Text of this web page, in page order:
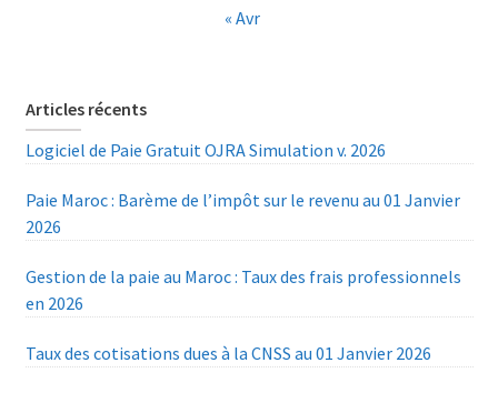
« Avr
Articles récents
Logiciel de Paie Gratuit OJRA Simulation v. 2026
Paie Maroc : Barème de l’impôt sur le revenu au 01 Janvier
2026
Gestion de la paie au Maroc : Taux des frais professionnels
en 2026
Taux des cotisations dues à la CNSS au 01 Janvier 2026